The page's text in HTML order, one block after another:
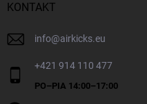
KONTAKT
info@airkicks.eu
+421 914 110 477